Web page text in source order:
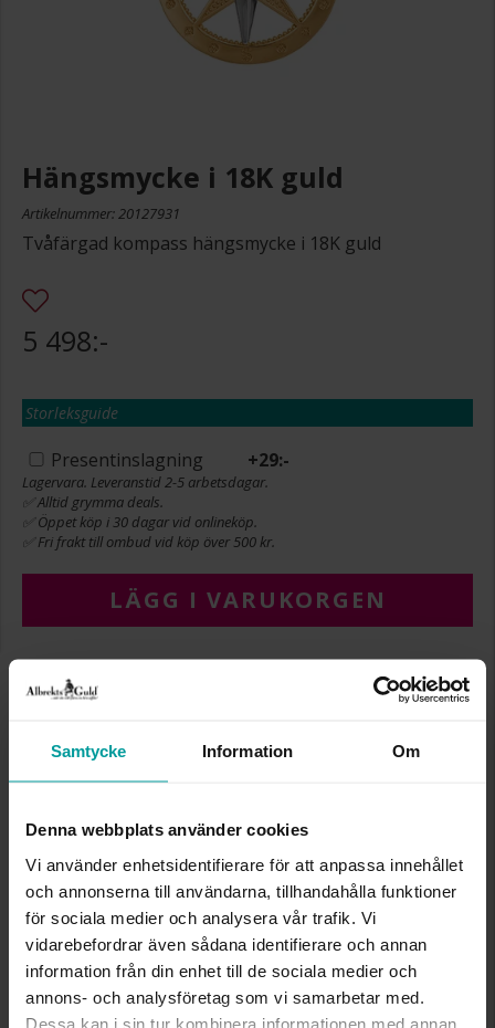
Samtycke Information Om
Denna webbplats använder cookies
Vi använder enhetsidentifierare för att anpassa innehållet
och annonserna till användarna, tillhandahålla funktioner
för sociala medier och analysera vår trafik. Vi
vidarebefordrar även sådana identifierare och annan
information från din enhet till de sociala medier och
annons- och analysföretag som vi samarbetar med.
Dessa kan i sin tur kombinera informationen med annan
Hängsmycke i 18K guld
Artikelnummer: 20127931
Tvåfärgad kompass hängsmycke i 18K guld
5 498:-
Storleksguide
Presentinslagning +29:-
Lagervara. Leveranstid 2-5 arbetsdagar.
✅ Alltid grymma deals.
✅ Öppet köp i 30 dagar vid onlineköp.
✅ Fri frakt till ombud vid köp över 500 kr.
LÄGG I VARUKORGEN
INFO
BREDD CA (MM)
20
VARUMÄRKE
Albrekts Guld
ÄDELMETALL
18K Gold
VIKT CA (GRAM)
2,40
Liknande produkter